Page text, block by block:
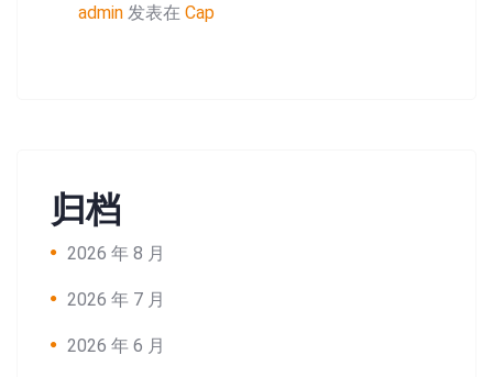
admin 发表在 Cap
归档
2026 年 8 月
2026 年 7 月
2026 年 6 月